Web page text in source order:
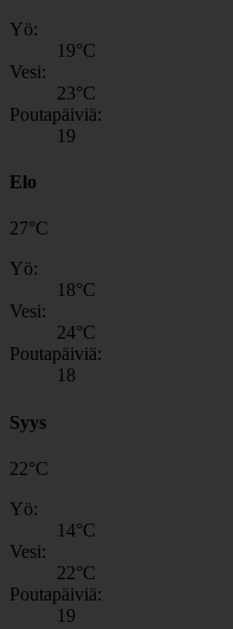
Yö:
19°C
Vesi:
23°C
Poutapäiviä:
19
Elo
27°C
Yö:
18°C
Vesi:
24°C
Poutapäiviä:
18
Syys
22°C
Yö:
14°C
Vesi:
22°C
Poutapäiviä:
19